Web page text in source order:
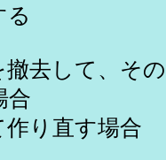
る
去して、その
合
り直す場合